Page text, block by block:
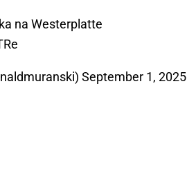
na Westerplatte
September 1, 2025